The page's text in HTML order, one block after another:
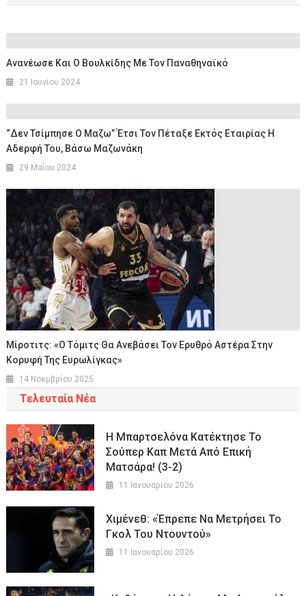
Ανανέωσε Και Ο Βουλκίδης Με Τον Παναθηναϊκό
21 Ιουνίου 2024
“Δεν Τσίμπησε Ο Μαζω” Έτσι Τον Πέταξε Εκτός Εταιρίας Η
Αδερφή Του, Βάσω Μαζωνάκη
29 Μαΐου 2024
Μίροτιτς: «Ο Τόμιτς Θα Ανεβάσει Τον Ερυθρό Αστέρα Στην
Κορυφή Της Ευρωλίγκας»
14 Νοεμβρίου 2025
Τελευταία Νέα
Η Μπαρτσελόνα Κατέκτησε Το
Σούπερ Καπ Μετά Από Επική
Ματσάρα! (3-2)
11 Ιανουαρίου 2026
Χιμένεθ: «Έπρεπε Να Μετρήσει Το
Γκολ Του Ντουντού»
11 Ιανουαρίου 2026